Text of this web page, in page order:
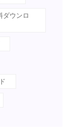
ダウンロ